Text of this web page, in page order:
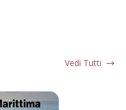
Vedi Tutti